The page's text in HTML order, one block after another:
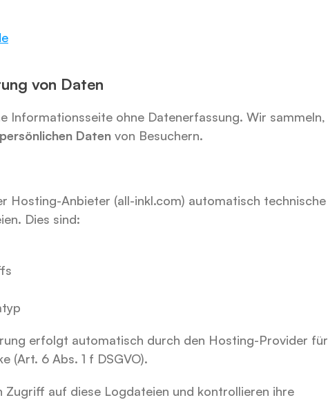
von Daten
Informationsseite ohne Datenerfassung. Wir sammeln,
Daten von Besuchern.
Hosting-Anbieter (all-inkl.com) automatisch technische
Dies sind:
erfolgt automatisch durch den Hosting-Provider für
(Art. 6 Abs. 1 f DSGVO).
Zugriff auf diese Logdateien und kontrollieren ihre